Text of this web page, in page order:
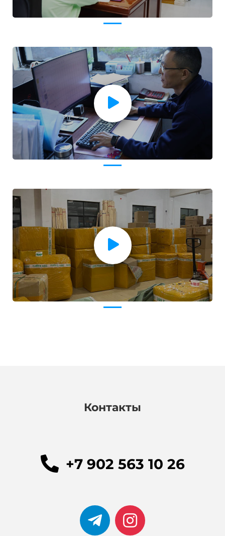
Контакты
+7 902 563 10 26